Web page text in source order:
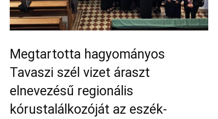
Megtartotta hagyományos
Tavaszi szél vizet áraszt
elnevezésű regionális
kórustalálkozóját az eszék-